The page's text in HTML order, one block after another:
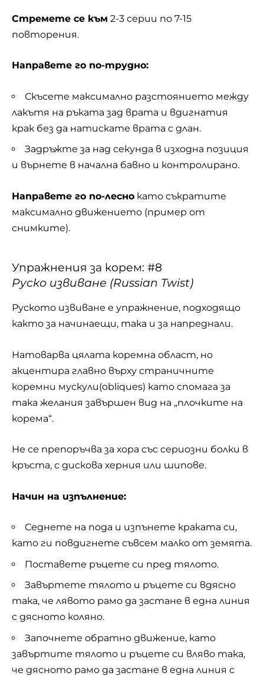
Стремете се към 2-3 серии по 7-15
повторения.
Направете го по-трудно:
Скъсете максимално разстоянието между
лакътя на ръката зад врата и вдигнатия
крак без да натискате врата с длан.
Задръжте за над секунда в изходна позиция
и върнете в начална бавно и контролирано.
Направете го по-лесно като съкратите
максимално движението (пример от
снимките).
Упражнения за корем: #8
Руско извиване (Russian Twist)
Руското извиване е упражнение, подходящо
както за начинаещи, така и за напреднали.
Натоварва цялата коремна област, но
акцентира главно върху страничните
коремни мускули(obliques) като спомага за
така желания завършен вид на „плочките на
корема“.
Не се препоръчва за хора със сериозни болки в
кръста, с дискова херния или шипове.
Начин на изпълнение:
Седнете на пода и изпънете краката си,
като ги повдигнете съвсем малко от земята.
Поставете ръцете си пред тялото.
Завъртете тялото и ръцете си вдясно
така, че лявото рамо да застане в една линия
с дясното коляно.
Започнете обратно движение, като
завъртите тялото и ръцете си вляво така,
че дясното рамо да застане в една линия с